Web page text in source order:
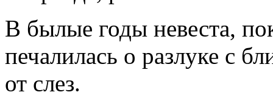
В былые годы невеста,
печалилась о разлуке с
от слез.